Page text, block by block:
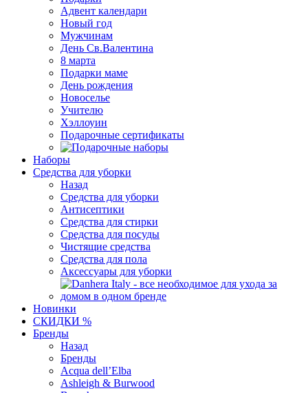
Адвент календари
Новый год
Мужчинам
День Св.Валентина
8 марта
Подарки маме
День рождения
Новоселье
Учителю
Хэллоуин
Подарочные сертификаты
Наборы
Средства для уборки
Назад
Средства для уборки
Антисептики
Средства для стирки
Средства для посуды
Чистящие средства
Средства для пола
Аксессуары для уборки
Новинки
СКИДКИ %
Бренды
Назад
Бренды
Acqua dell’Elba
Ashleigh & Burwood